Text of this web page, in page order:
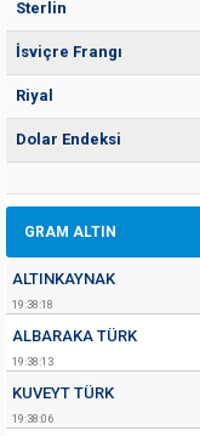
Sterlin
İsviçre Frangı
Riyal
Dolar Endeksi
GRAM ALTIN
ALTINKAYNAK
19:38:18
ALBARAKA TÜRK
19:38:13
KUVEYT TÜRK
19:38:06